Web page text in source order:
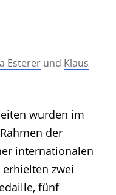
Archiv
Esterer und Klaus
wurden im
der
internationalen
erhielten zwei
fünf